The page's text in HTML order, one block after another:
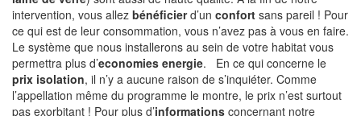
intervention, vous allez bénéficierd’un confort sans pareil ! Pour
ce qui est de leur consommation, vous n’avez pas à vous en faire.
Le système que nous installerons au sein de votre habitat vous
permettra plus d’economies energie. En ce qui concerne le
prix isolation, il n’y a aucune raison de s’inquiéter. Comme
l’appellation même du programme le montre, le prix n’est surtout
pas exorbitant ! Pour plus d’informations concernant notre